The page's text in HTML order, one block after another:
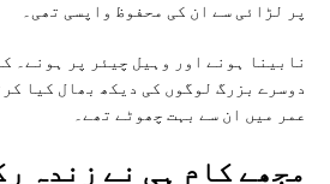
پر لڑائی سے ان کی محفوظ واپسی تھی۔
نابینا ہونے اور وہیل چیئر پر ہونے۔
دوسرے بزرگ لوگوں کی دیکھ بھال کیا
عمر میں ان سے بہت چھوٹے تھے۔
مجھے کام ہی نے زندہ